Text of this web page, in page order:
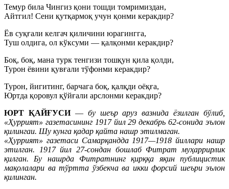
Темур била Чингиз қони тошди томримиздан,
Айтгил! Сени қутқармоқ учун қонми керакдир?
Ёв суқғали келгач қиличини юрагингга,
Туш олдига, ол кўксуми — қалқонми керакдир?
Боқ, боқ, мана турк тенгизи тошқун қила қолди,
Турон ёвини қувғали тўфонми керакдир?
Турон, йигитинг, барчага боқ, қалқди оёқға,
Юртда қоровул қўйғали арслонми керакдир?
ЮРТ ҚАЙҒУСИ —бу шеър аруз вазнида ёзилган бўлиб,
«Ҳуррият» газетасининг 1917 йил 29 декабрь 62-сонида эълон
қилингаи. Шу кунга қадар қайта нашр этилмаган.
«Ҳуррият» газетаси Самарқандда 1917—1918 йиллари нашр
этилган. 1917 йил 27-сондан бошлаб Фитрат муҳаррирлик
қилган. Бу нашрда Фитратнинг қирққа яқин публицистик
мақолалари ва тўртта ўзбекча ва икки форсий шеъри эълон
қилинган.